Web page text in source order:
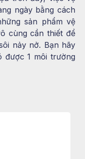
ngày bằng cách
sản phẩm vệ
cùng cần thiết để
nảy nở. Bạn hãy
được 1 môi trường